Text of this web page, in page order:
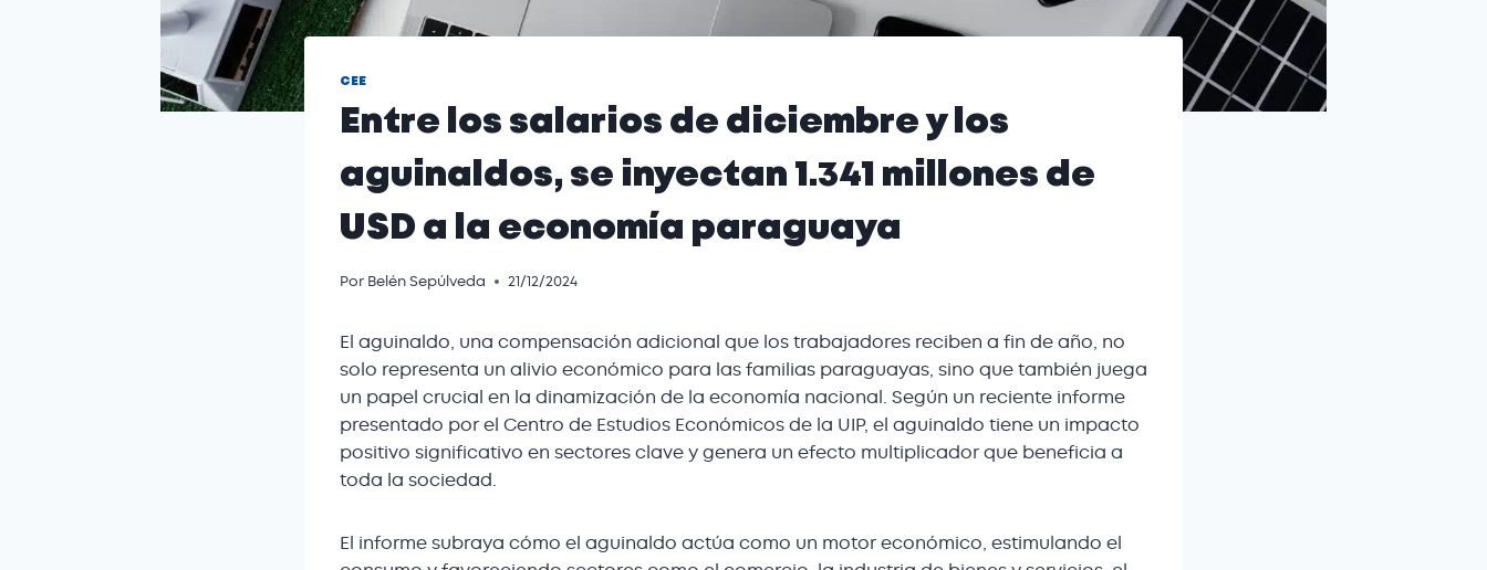
CEE
Entre los salarios de diciembre y los
aguinaldos, se inyectan 1.341 millones de
USD a la economía paraguaya
Por Belén Sepúlveda 21/12/2024
El aguinaldo, una compensación adicional que los trabajadores reciben a fin de año, no
solo representa un alivio económico para las familias paraguayas, sino que también juega
un papel crucial en la dinamización de la economía nacional. Según un reciente informe
presentado por el Centro de Estudios Económicos de la UIP, el aguinaldo tiene un impacto
positivo significativo en sectores clave y genera un efecto multiplicador que beneficia a
toda la sociedad.
El informe subraya cómo el aguinaldo actúa como un motor económico, estimulando el